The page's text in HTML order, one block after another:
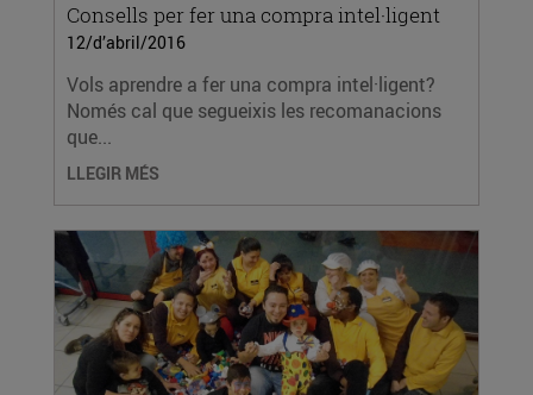
Consells per fer una compra intel·ligent
12/d’abril/2016
Vols aprendre a fer una compra intel·ligent?
Només cal que segueixis les recomanacions
que...
LLEGIR MÉS